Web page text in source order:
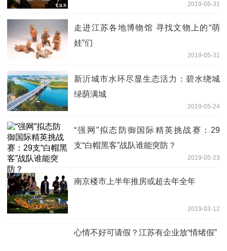
2019-05-31
走进江苏各地博物馆 寻找文物上的“萌
娃”们
2019-05-31
新沂城市水环尽显生态活力：碧水绕城
绿荫满城
2019-05-24
“强网”拟态防御国际精英挑战赛：29
支“白帽黑客”战队谁能突防？
2019-05-23
南京楼市上半年推房或超去年全年
2019-03-12
心情不好可请假？江苏有企业放“情绪假”